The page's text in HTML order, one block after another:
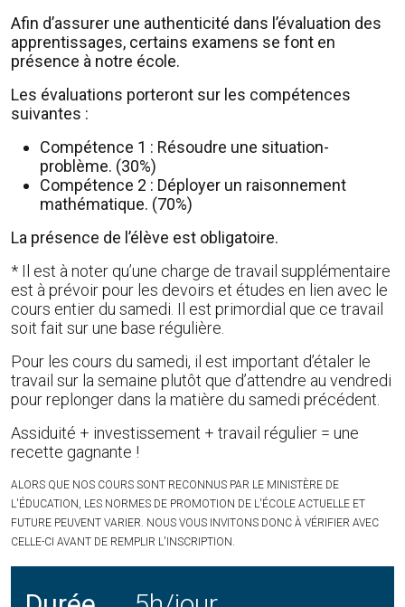
Afin d’assurer une authenticité dans l’évaluation des
apprentissages, certains examens se font en
présence à notre école.
Les évaluations porteront sur les compétences
suivantes :
Compétence 1 : Résoudre une situation-
problème. (30%)
Compétence 2 : Déployer un raisonnement
mathématique. (70%)
La présence de l’élève est obligatoire.
* Il est à noter qu’une charge de travail supplémentaire
est à prévoir pour les devoirs et études en lien avec le
cours entier du samedi. Il est primordial que ce travail
soit fait sur une base régulière.
Pour les cours du samedi, il est important d’étaler le
travail sur la semaine plutôt que d’attendre au vendredi
pour replonger dans la matière du samedi précédent.
Assiduité + investissement + travail régulier = une
recette gagnante !
ALORS QUE NOS COURS SONT RECONNUS PAR LE MINISTÈRE DE
L'ÉDUCATION, LES NORMES DE PROMOTION DE L'ÉCOLE ACTUELLE ET
FUTURE PEUVENT VARIER. NOUS VOUS INVITONS DONC À VÉRIFIER AVEC
CELLE-CI AVANT DE REMPLIR L'INSCRIPTION.